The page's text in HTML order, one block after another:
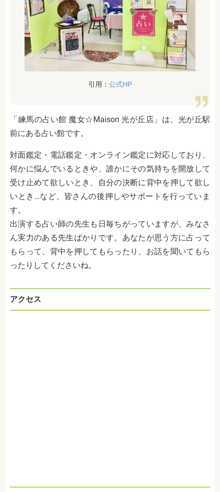
引用： 公式HP
「練馬の占い館 魔女☆Maison 光が丘店」は、光が丘駅
前にある占い館です。
対面鑑定・電話鑑定・オンライン鑑定に対応しており、
何かに悩んでいるときや、誰かにその気持ちを開放して
受け止めて欲しいとき、自分の決断に背中を押して欲し
いとき…など、皆さんの後押しやサポートを行っていま
す。
出演する占い師の先生も日毎ちがっていますが、みなさ
ん実力のある先生ばかりです。あなたが思う方に占って
もらって、背中を押してもらったり、お話を聞いてもら
ったりしてくださいね。
アクセス